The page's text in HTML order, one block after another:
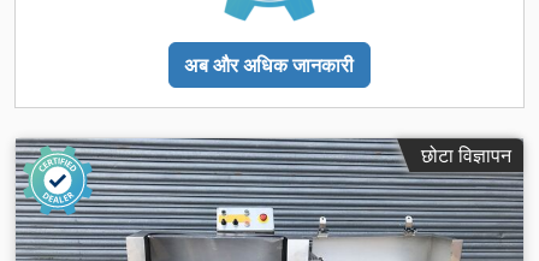
अब और अधिक जानकारी
छोटा विज्ञापन